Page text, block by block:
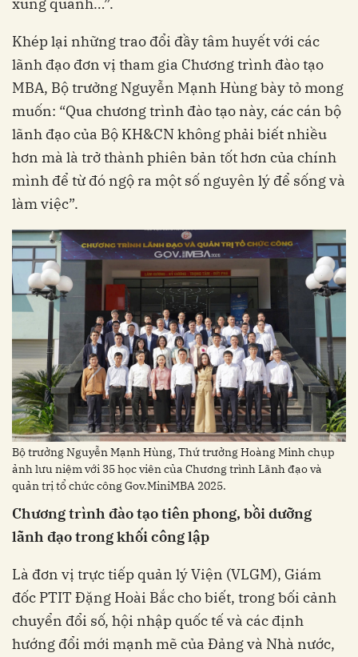
Khép lại những trao đổi đầy tâm huyết với các
lãnh đạo đơn vị tham gia Chương trình đào tạo
MBA, Bộ trưởng Nguyễn Mạnh Hùng bày tỏ mong
muốn: “Qua chương trình đào tạo này, các cán bộ
lãnh đạo của Bộ KH&CN không phải biết nhiều
hơn mà là trở thành phiên bản tốt hơn của chính
mình để từ đó ngộ ra một số nguyên lý để sống và
làm việc”.
Bộ trưởng Nguyễn Mạnh Hùng, Thứ trưởng Hoàng Minh chụp
ảnh lưu niệm với 35 học viên của Chương trình Lãnh đạo và
quản trị tổ chức công Gov.MiniMBA 2025.
Chương trình đào tạo tiên phong, bồi dưỡng
lãnh đạo trong khối công lập
Là đơn vị trực tiếp quản lý Viện (VLGM), Giám
đốc PTIT Đặng Hoài Bắc cho biết, trong bối cảnh
chuyển đổi số, hội nhập quốc tế và các định
hướng đổi mới mạnh mẽ của Đảng và Nhà nước,